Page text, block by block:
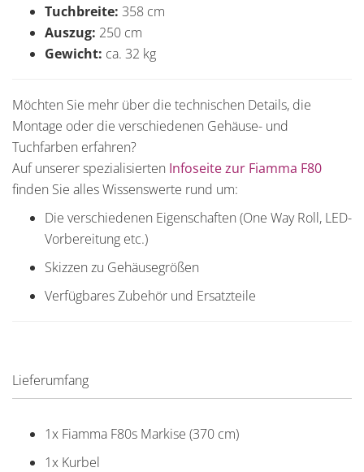
Tuchbreite: 358 cm
Auszug: 250 cm
Gewicht: ca. 32 kg
Möchten Sie mehr über die technischen Details, die
Montage oder die verschiedenen Gehäuse- und
Tuchfarben erfahren?
Auf unserer spezialisierten Infoseite zur Fiamma F80
finden Sie alles Wissenswerte rund um:
Die verschiedenen Eigenschaften (One Way Roll, LED-
Vorbereitung etc.)
Skizzen zu Gehäusegrößen
Verfügbares Zubehör und Ersatzteile
Lieferumfang
1x Fiamma F80s Markise (370 cm)
1x Kurbel